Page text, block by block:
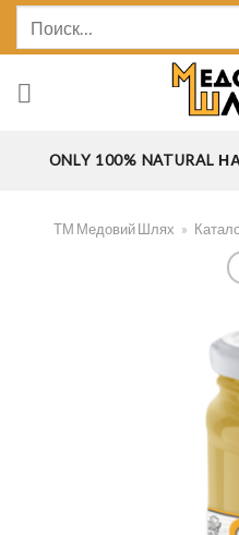
Skip
ONLY 100%
ТМ Медовий Шлях »